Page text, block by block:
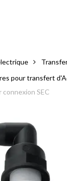
pour transfert
SEC